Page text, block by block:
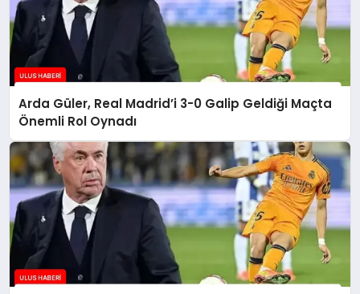
Arda Güler, Real Madrid’i 3-0 Galip Geldiği Maçta
Önemli Rol Oynadı